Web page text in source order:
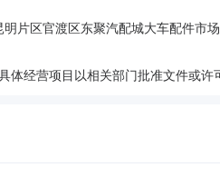
片区官渡区东聚汽配城大车配件市场